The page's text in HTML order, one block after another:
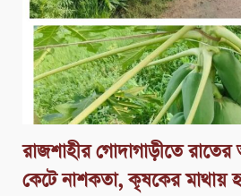
রাজশাহীর গোদাগাড়ীতে
কেটে নাশকতা, কৃষকের মাথায়